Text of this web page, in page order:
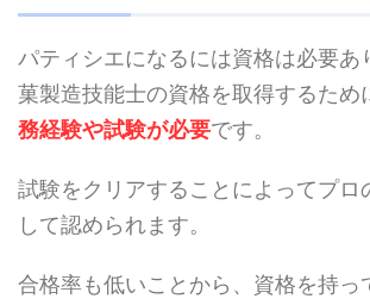
パティシエになるには資格は必要あ
菓製造技能士の資格を取得するため
務経験や試験が必要です。
試験をクリアすることによってプロ
して認められます。
合格率も低いことから、資格を持っ